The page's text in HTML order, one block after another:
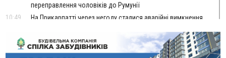
переправлення чоловіків до Румунії
10:49
На Прикарпатті через негоду сталися аварійні вимкнення
10:43
За змову на тендері для Долинської лікарні двох
підприємців оштрафували на 272 тисячі гривень